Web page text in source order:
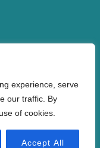
experience, serve
our traffic. By
of cookies.
Accept All